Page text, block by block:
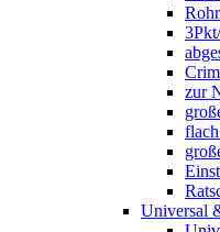
zur
Universal